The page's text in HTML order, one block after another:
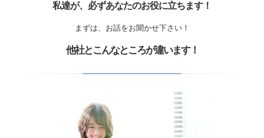
私達が、必ずあなたのお役に立ちます！
まずは、お話をお聞かせ下さい！
他社とこんなところが違います！